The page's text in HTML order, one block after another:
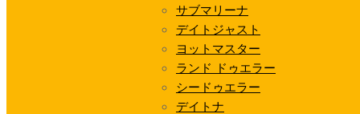
サブマリーナ
デイトジャスト
ヨットマスター
ランド ドゥエラー
シードゥエラー
デイトナ